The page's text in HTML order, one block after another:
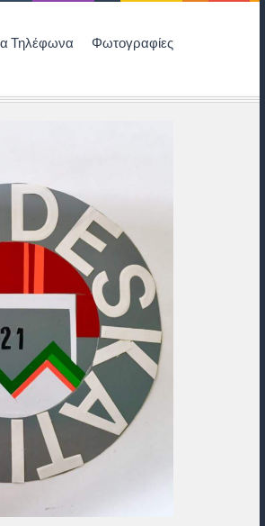
Τηλέφωνα Φωτογραφίες